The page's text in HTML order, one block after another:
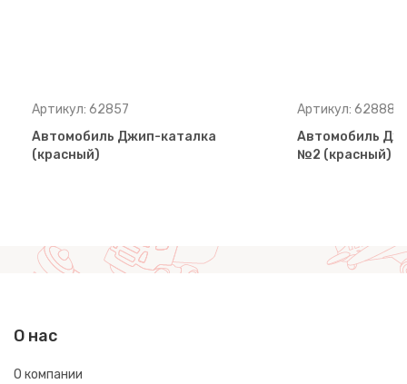
Артикул: 62857
Автомобиль Джип-каталка
(красный)
Артикул: 62888
Автомобиль
№2 (красный)
О нас
О компании